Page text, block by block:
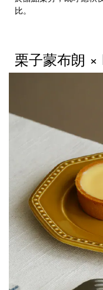
比。
栗子蒙布朗 ×